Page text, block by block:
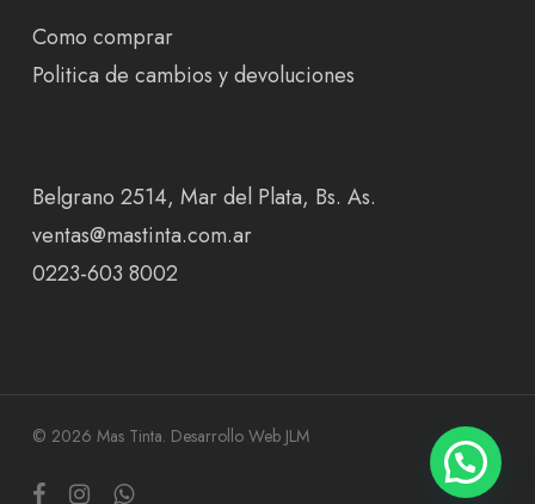
Como comprar
Politica de cambios y devoluciones
Belgrano 2514, Mar del Plata, Bs. As.
ventas@mastinta.com.ar
0223-603 8002
© 2026 Mas Tinta. Desarrollo Web JLM
facebookinstagramwhatsapp